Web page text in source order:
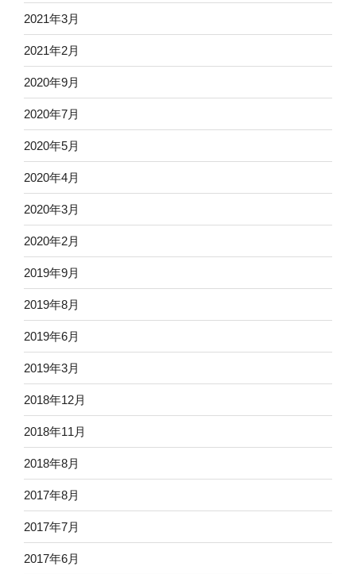
2021年3月
2021年2月
2020年9月
2020年7月
2020年5月
2020年4月
2020年3月
2020年2月
2019年9月
2019年8月
2019年6月
2019年3月
2018年12月
2018年11月
2018年8月
2017年8月
2017年7月
2017年6月